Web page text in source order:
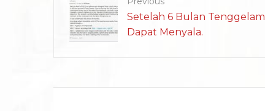
Setelah 6 Bulan
Dapat Menyala.